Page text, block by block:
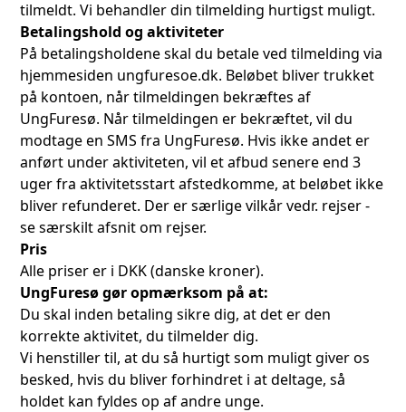
tilmeldt. Vi behandler din tilmelding hurtigst muligt.
Betalingshold og aktiviteter
På betalingsholdene skal du betale ved tilmelding via
hjemmesiden ungfuresoe.dk. Beløbet bliver trukket
på kontoen, når tilmeldingen bekræftes af
UngFuresø. Når tilmeldingen er bekræftet, vil du
modtage en SMS fra UngFuresø. Hvis ikke andet er
anført under aktiviteten, vil et afbud senere end 3
uger fra aktivitetsstart afstedkomme, at beløbet ikke
bliver refunderet. Der er særlige vilkår vedr. rejser -
se særskilt afsnit om rejser.
Pris
Alle priser er i DKK (danske kroner).
UngFuresø gør opmærksom på at:
Du skal inden betaling sikre dig, at det er den
korrekte aktivitet, du tilmelder dig.
Vi henstiller til, at du så hurtigt som muligt giver os
besked, hvis du bliver forhindret i at deltage, så
holdet kan fyldes op af andre unge.